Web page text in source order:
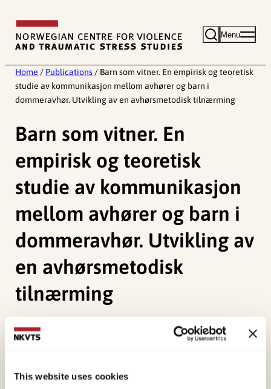
This website uses cookies
content
Menu
Home / Publications / Barn som vitner. En empirisk og teoretisk
studie av kommunikasjon mellom avhører og barn i
dommeravhør. Utvikling av en avhørsmetodisk tilnærming
Barn som vitner. En
empirisk og teoretisk
studie av kommunikasjon
mellom avhører og barn i
dommeravhør. Utvikling av
en avhørsmetodisk
tilnærming
Gamst, k. T., & Langballe, Å. (2004).Barn som
vitner. En empirisk og teoretisk studie av
dommeravhør. Utvikling av en avhørsmetodisk